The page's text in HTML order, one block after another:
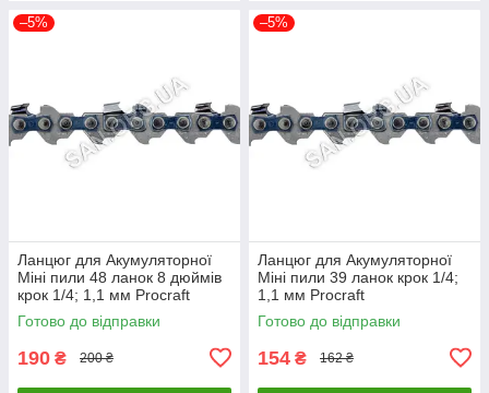
–5%
Ланцюг для Акумуляторної
Міні пили 48 ланок 8 дюймів
крок 1/4; 1,1 мм Procraft
Готово до відправки
190 ₴ 200 ₴
–5%
Ланцюг для Акумуляторної
Міні пили 39 ланок крок 1/4;
1,1 мм Procraft
Готово до відправки
154 ₴ 162 ₴